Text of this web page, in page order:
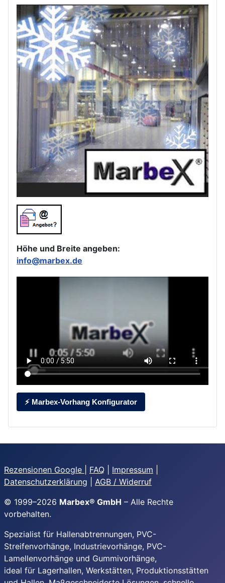
Höhe und Breite angeben:
info@marbex.de
⚡ Marbex-Vorhang Konfigurator
Rezensionen Google FAQ Impressum
Datenschutzerklärung
AGB / Widerruf
© 1999–2026 Marbex® GmbH – Alle Rechte
vorbehalten.
Spezialist für Hallenabtrennungen, PVC-
Streifenvorhänge, Industrievorhänge, PVC-
Lamellenvorhänge und Gummivorhänge,
ideal für Lagerhallen, Werkstätten, Produktionsstätten